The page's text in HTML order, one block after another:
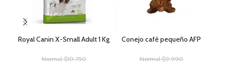
Royal Canin X-Small Adult 1 Kg
Normal$10.750
Conejo café pequeño AFP
Normal$9.990